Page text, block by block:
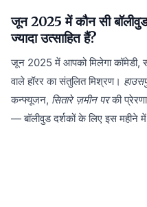
जून 2025 में कौन सी
ज्यादा उत्साहित हैं?
जून 2025 में आपको मिलेगा कॉमेडी,
वाले हॉरर का संतुलित मिश्रण।
कन्फ्यूजन, सितारे ज़मीन परकी
— बॉलीवुड दर्शकों के लिए इस महीने